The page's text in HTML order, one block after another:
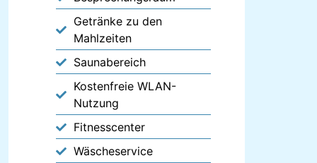
Getränke zu den
Mahlzeiten
Saunabereich
Kostenfreie WLAN-
Nutzung
Fitnesscenter
Wäscheservice